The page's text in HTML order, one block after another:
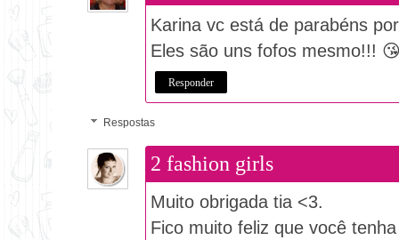
Karina vc está de parabéns
Eles são uns fofos mesmo!!!
Responder
Respostas
2 fashion girls
Muito obrigada tia <3.
Fico muito feliz que você